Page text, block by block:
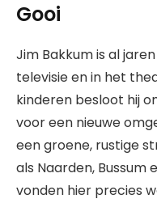
Gooi
Jim Bakkum is al
televisie en in het
kinderen besloot hij
voor een nieuwe
een groene, rustige
als Naarden, Bussum
vonden hier precies